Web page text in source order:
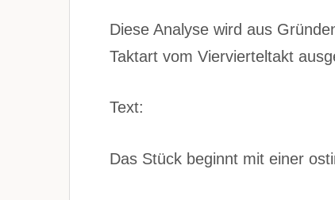
Diese Analyse wird aus
Taktart vom Viervierteltakt
Text:
Das Stück beginnt mit einer